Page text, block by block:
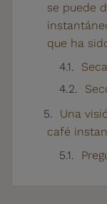
se puede
que ha
Una
café